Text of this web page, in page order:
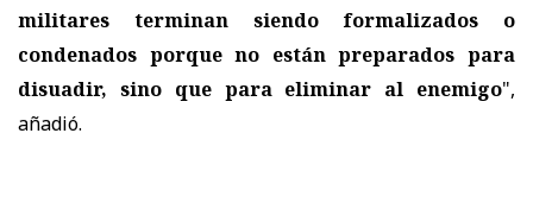
militares terminan siendo formalizados o
condenados porque no están preparados para
disuadir, sino que para eliminar al enemigo",
añadió.